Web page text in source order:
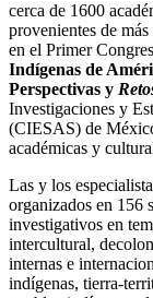
cerca de 1600
provenientes de
en el Primer
Indígenas de
Perspectivas y
Investigaciones y
(CIESAS) de
académicas y
Las y los
organizados en 156
investigativos en
intercultural,
internas e
indígenas, tierra-